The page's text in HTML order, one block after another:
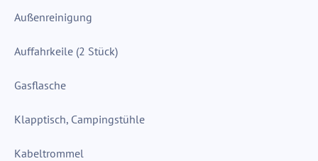
Außenreinigung
Auffahrkeile (2 Stück)
Gasflasche
Klapptisch, Campingstühle
Kabeltrommel